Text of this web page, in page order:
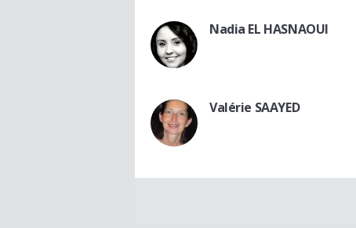
Nadia EL HASNAOUI
Valérie SAAYED